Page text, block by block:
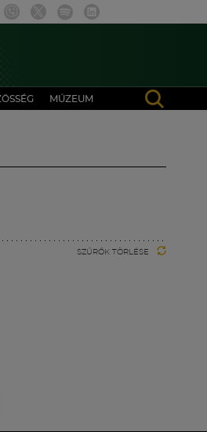
MÚZEUM
SZŰRŐK TÖRLÉSE